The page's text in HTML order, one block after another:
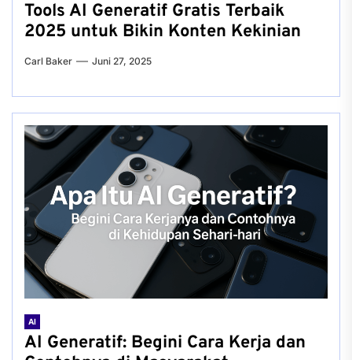
Tools AI Generatif Gratis Terbaik
2025 untuk Bikin Konten Kekinian
Carl Baker Juni 27, 2025
AI
AI Generatif: Begini Cara Kerja dan